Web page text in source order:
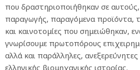
που δραστηριοποιήθηκαν σε
παραγωγής, παραγόμενα προϊόντα,
και καινοτομίες που σημειώθηκαν,
γνωρίσουμε πρωτοπόρους
αλλά και παράλληλες, ανεξερεύνητες
ελληνικής βιομηχανικής ιστορίας.